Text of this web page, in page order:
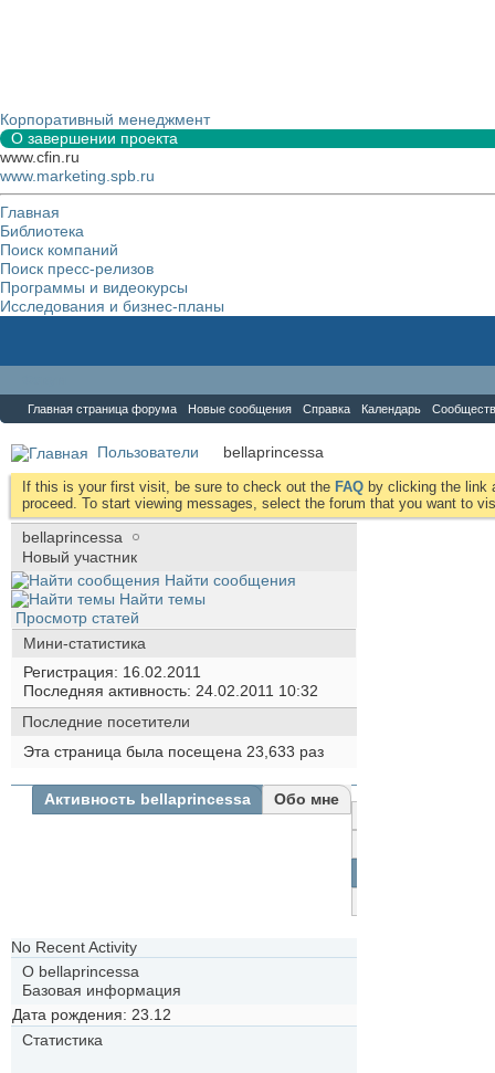
Корпоративный менеджмент
О завершении проекта
www.cfin.ru
www.marketing.spb.ru
Главная
Библиотека
Поиск компаний
Поиск пресс-релизов
Программы и видеокурсы
Исследования и бизнес-планы
Главная страница форума Новые сообщения Справка Календарь
Пользователи bellaprincessa
If this is your first visit, be sure to check out the FAQ by clicking the link
proceed. To start viewing messages, select the forum that you want to
bellaprincessa
Новый участник
Найти сообщения
Найти темы
Просмотр статей
Мини-статистика
Регистрация
16.02.2011
Последняя активность 24.02.2011 10:32
Последние посетители
Эта страница была посещена 23,633 раз
Активность bellaprincessa Обо мне
No Recent Activity
О bellaprincessa
Базовая информация
Дата рождения 23.12
Статистика